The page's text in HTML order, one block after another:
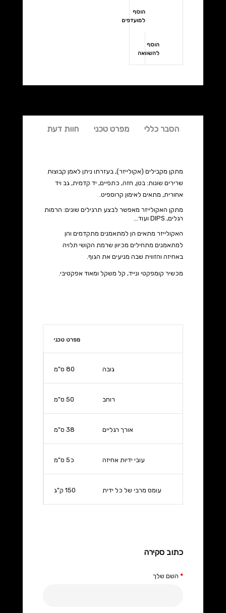
הוסף
למועדפים
הוסף
להשוואה
הסבר כללי מפרט טכני חוות דעת
מתקן מקבילים (אקולייזר), בעזרתו ניתן לאמן קבוצות
שרירים שונות: בטן, חזה, כתפיים, יד קדמית, גב ויד
אחורית, מתאים לאימון קרוספיט.
מתקן האקולייזר מאפשר לבצע תרגילים שונים: הרמות
רגלים, DIPS ועוד...
האקולייזר מתאים הן למתאמנים מתקדמים והן
למתאמנים מתחילים מכיוון שרמת הקושי תלויה
באחיזה והזווית שבה מניעים את הגוף.
מכשיר קומפקטי ונייד, קל משקל ומאוד אפקטיבי.
מפרט טכני
גובה 80 ס"מ
רוחב 50 ס"מ
אורך רגליים 38 ס"מ
עובי ידיות אחיזה כ5 ס"מ
עומס מרבי של כל ידית 150 ק"ג
כתוב סקירה
השם שלך